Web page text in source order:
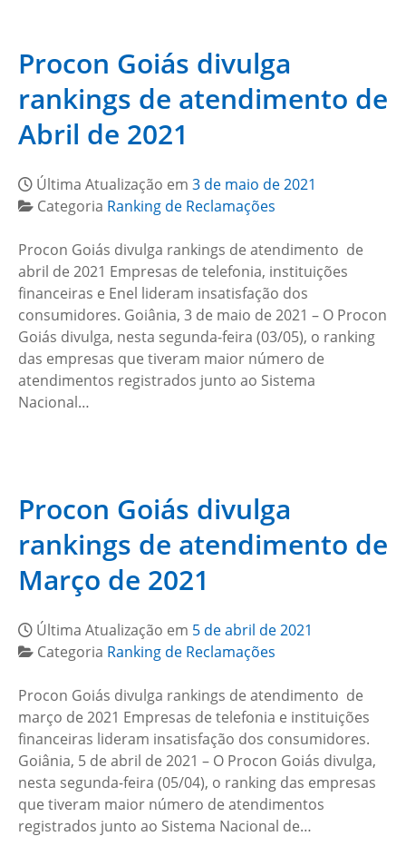
Procon Goiás divulga
rankings de atendimento de
Abril de 2021
Última Atualização em 3 de maio de 2021
Categoria Ranking de Reclamações
Procon Goiás divulga rankings de atendimento de
abril de 2021 Empresas de telefonia, instituições
financeiras e Enel lideram insatisfação dos
consumidores. Goiânia, 3 de maio de 2021 – O Procon
Goiás divulga, nesta segunda-feira (03/05), o ranking
das empresas que tiveram maior número de
atendimentos registrados junto ao Sistema
Nacional…
Procon Goiás divulga
rankings de atendimento de
Março de 2021
Última Atualização em 5 de abril de 2021
Categoria Ranking de Reclamações
Procon Goiás divulga rankings de atendimento de
março de 2021 Empresas de telefonia e instituições
financeiras lideram insatisfação dos consumidores.
Goiânia, 5 de abril de 2021 – O Procon Goiás divulga,
nesta segunda-feira (05/04), o ranking das empresas
que tiveram maior número de atendimentos
registrados junto ao Sistema Nacional de…